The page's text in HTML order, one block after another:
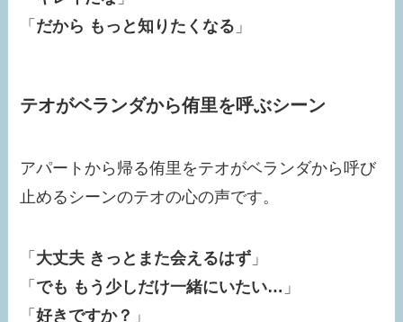
「 だから もっと知りたくなる 」
テオがベランダから侑里を呼ぶシーン
アパートから帰る侑里をテオがベランダから呼び
止めるシーンのテオの心の声です。
「 大丈夫 きっとまた会えるはず 」
「 でも もう少しだけ一緒にいたい… 」
「好きですか？ 」